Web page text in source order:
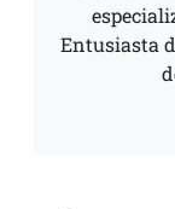
Entusiasta